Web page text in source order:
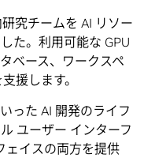
究チームを AI リソー
た。利用可能な GPU
ベース、ワークスペ
援します。
った AI 開発のライフ
ユーザー インターフ
ェイスの両方を提供